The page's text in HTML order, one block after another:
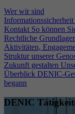
Wer wir sind
Informationssicherheit
Kontakt So können
Rechtliche
Aktivitäten,
Struktur unserer
Zukunft gestalten
Überblick DENIC-
begann
DENIC